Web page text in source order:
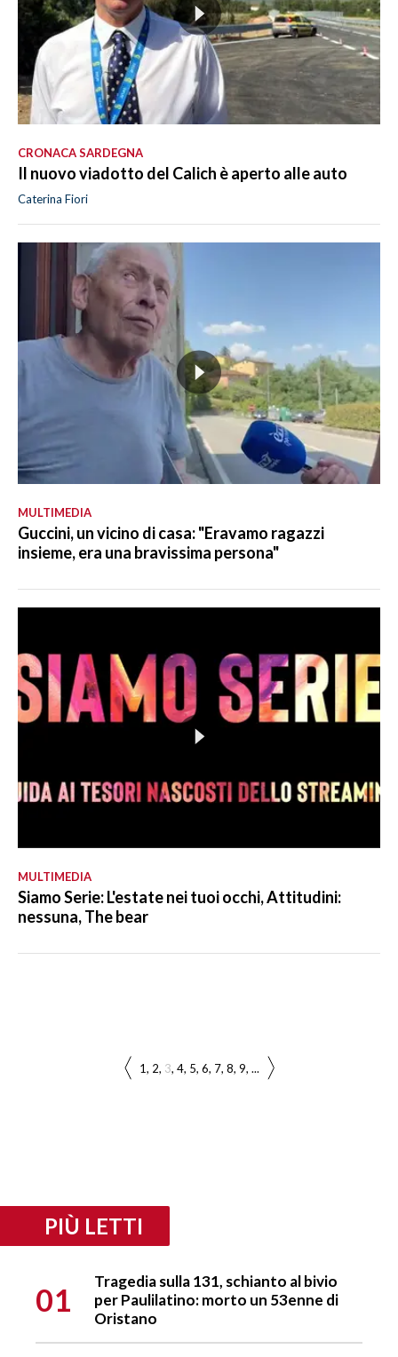
CRONACA SARDEGNA
Il nuovo viadotto del Calich è aperto alle auto
Caterina Fiori
MULTIMEDIA
Guccini, un vicino di casa: "Eravamo ragazzi
insieme, era una bravissima persona"
MULTIMEDIA
Siamo Serie: L'estate nei tuoi occhi, Attitudini:
nessuna, The bear
1 2 3 4 5 6 7 8 9 ...
PIÙ LETTI
01
Tragedia sulla 131, schianto al bivio
per Paulilatino: morto un 53enne di
Oristano